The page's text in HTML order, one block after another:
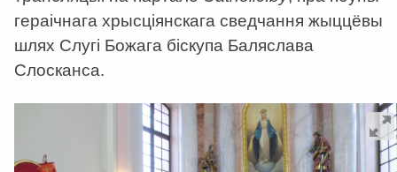
гераічнага хрысціянскага сведчання жыццёвы
шлях Слугі Божага біскупа Баляслава
Слосканса.